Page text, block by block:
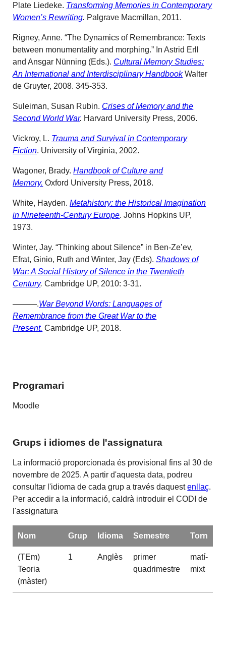
Plate Liedeke. Transforming Memories in Contemporary
Women’s Rewriting. Palgrave Macmillan, 2011.
Rigney, Anne. “The Dynamics of Remembrance: Texts
between monumentality and morphing.” In Astrid Erll
and Ansgar Nünning (Eds.). Cultural Memory Studies:
An International and Interdisciplinary HandbookWalter
de Gruyter, 2008. 345-353.
Suleiman, Susan Rubin. Crises of Memory and the
Second World War. Harvard University Press, 2006.
Vickroy, L. Trauma and Survival in Contemporary
Fiction. University of Virginia, 2002.
Wagoner, Brady.Handbook of Culture and
Memory. Oxford University Press, 2018.
White, Hayden.Metahistory: the Historical Imagination
in Nineteenth-Century Europe. Johns Hopkins UP,
1973.
Winter, Jay. “Thinking about Silence” in Ben-Ze’ev,
Efrat, Ginio, Ruth and Winter, Jay (Eds).Shadows of
War: A Social History of Silence in the Twentieth
Century.Cambridge UP, 2010: 3-31.
———.War Beyond Words: Languages of
Remembrance from the Great War to the
Present. Cambridge UP, 2018.
Programari
Moodle
Grups i idiomes de l'assignatura
La informació proporcionada és provisional fins al 30 de
novembre de 2025. A partir d'aquesta data, podreu
consultar l'idioma de cada grup a través daquestenllaç.
Per accedir a la informació, caldrà introduir el CODI de
l'assignatura
Nom Grup Idioma Semestre Torn
(TEm)
Teoria
(màster)
1 Anglès
primer
quadrimestre
matí-
mixt